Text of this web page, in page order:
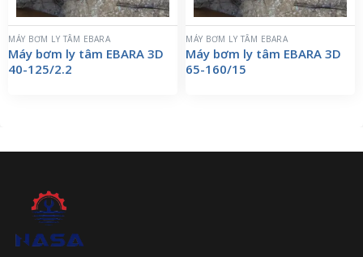
MÁY BƠM LY TÂM EBARA
Máy bơm ly tâm EBARA 3D
40-125/2.2
MÁY BƠM LY TÂM EBARA
Máy bơm ly tâm EBARA 3D
65-160/15